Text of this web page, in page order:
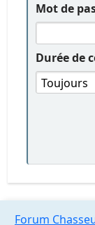
Mot de
Durée de
Forum